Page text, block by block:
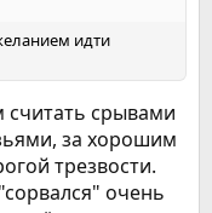
идти
считать срывами
за хорошим
трезвости.
очень